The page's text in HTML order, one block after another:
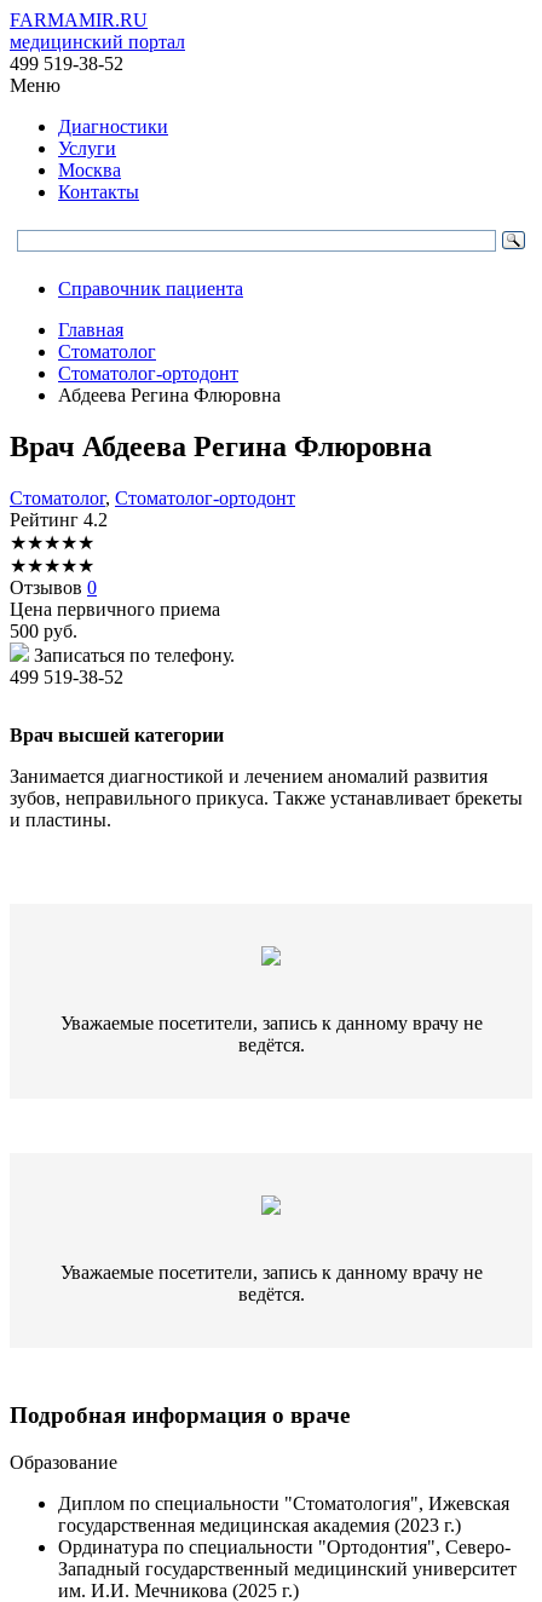
FARMAMIR.RU
медицинский портал
499 519-38-52
Меню
Диагностики
Услуги
Москва
Контакты
Справочник пациента
Главная
Стоматолог
Стоматолог-ортодонт
Абдеева Регина Флюровна
Врач Абдеева Регина Флюровна
Стоматолог, Стоматолог-ортодонт
Рейтинг 4.2
★★★★★
★★★★★
Отзывов 0
Цена первичного приема
500 руб.
Записаться по телефону.
499 519-38-52
Врач высшей категории
Занимается диагностикой и лечением аномалий развития
зубов, неправильного прикуса. Также устанавливает брекеты
и пластины.
Уважаемые посетители, запись к данному врачу не
ведётся.
Уважаемые посетители, запись к данному врачу не
ведётся.
Подробная информация о враче
Образование
Диплом по специальности "Стоматология", Ижевская
государственная медицинская академия (2023 г.)
Ординатура по специальности "Ортодонтия", Северо-
Западный государственный медицинский университет
им. И.И. Мечникова (2025 г.)